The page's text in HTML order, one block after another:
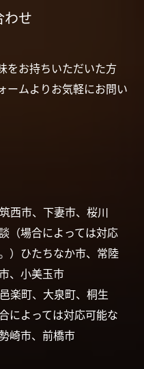
わせ
をお持ちいただいた方
ームよりお気軽にお問い
西市、下妻市、桜川
（場合によっては対応
）ひたちなか市、常陸
、小美玉市
楽町、大泉町、桐生
によっては対応可能な
崎市、前橋市